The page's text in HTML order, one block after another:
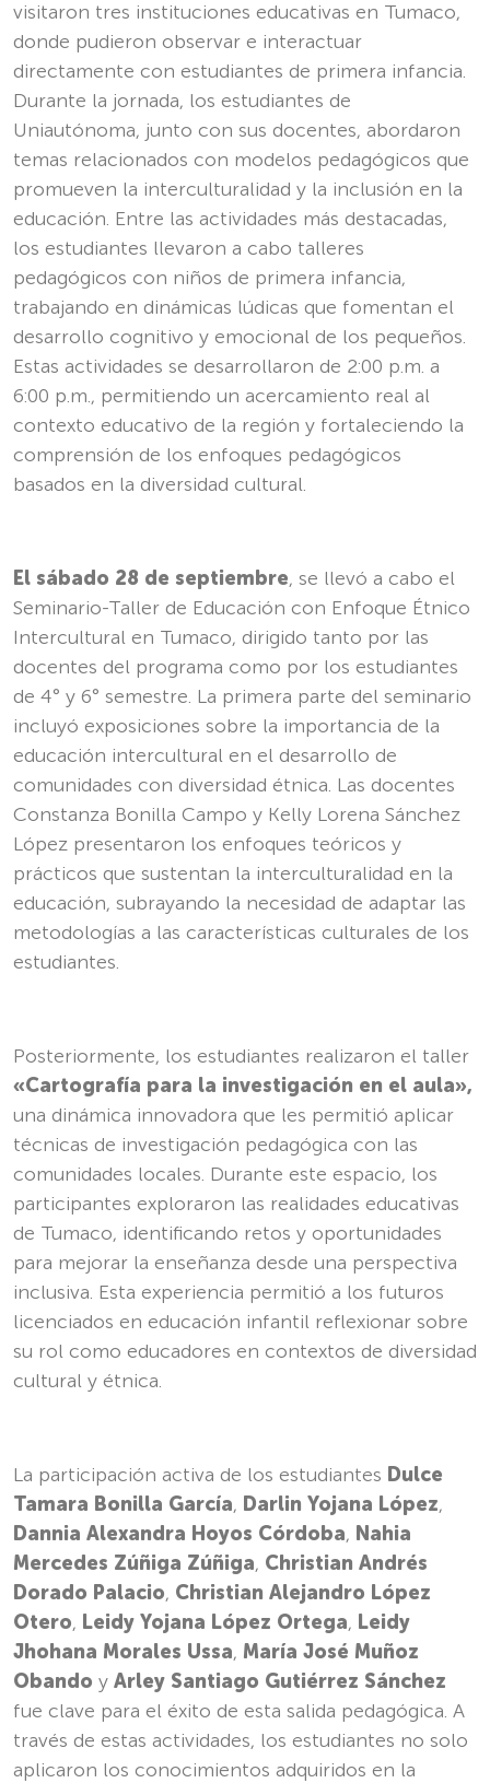
visitaron tres instituciones educativas en Tumaco,
donde pudieron observar e interactuar
directamente con estudiantes de primera infancia.
Durante la jornada, los estudiantes de
Uniautónoma, junto con sus docentes, abordaron
temas relacionados con modelos pedagógicos que
promueven la interculturalidad y la inclusión en la
educación. Entre las actividades más destacadas,
los estudiantes llevaron a cabo talleres
pedagógicos con niños de primera infancia,
trabajando en dinámicas lúdicas que fomentan el
desarrollo cognitivo y emocional de los pequeños.
Estas actividades se desarrollaron de 2:00 p.m. a
6:00 p.m., permitiendo un acercamiento real al
contexto educativo de la región y fortaleciendo la
comprensión de los enfoques pedagógicos
basados en la diversidad cultural.
El sábado 28 de septiembre, se llevó a cabo el
Seminario-Taller de Educación con Enfoque Étnico
Intercultural en Tumaco, dirigido tanto por las
docentes del programa como por los estudiantes
de 4° y 6° semestre. La primera parte del seminario
incluyó exposiciones sobre la importancia de la
educación intercultural en el desarrollo de
comunidades con diversidad étnica. Las docentes
Constanza Bonilla Campo y Kelly Lorena Sánchez
López presentaron los enfoques teóricos y
prácticos que sustentan la interculturalidad en la
educación, subrayando la necesidad de adaptar las
metodologías a las características culturales de los
estudiantes.
Posteriormente, los estudiantes realizaron el taller
«Cartografía para la investigación en el aula»,
una dinámica innovadora que les permitió aplicar
técnicas de investigación pedagógica con las
comunidades locales. Durante este espacio, los
participantes exploraron las realidades educativas
de Tumaco, identificando retos y oportunidades
para mejorar la enseñanza desde una perspectiva
inclusiva. Esta experiencia permitió a los futuros
licenciados en educación infantil reflexionar sobre
su rol como educadores en contextos de diversidad
cultural y étnica.
La participación activa de los estudiantes Dulce
Tamara Bonilla García, Darlin Yojana López,
Dannia Alexandra Hoyos Córdoba, Nahia
Mercedes Zúñiga Zúñiga, Christian Andrés
Dorado Palacio, Christian Alejandro López
Otero, Leidy Yojana López Ortega, Leidy
Jhohana Morales Ussa, María José Muñoz
Obando y Arley Santiago Gutiérrez Sánchez
fue clave para el éxito de esta salida pedagógica. A
través de estas actividades, los estudiantes no solo
aplicaron los conocimientos adquiridos en la